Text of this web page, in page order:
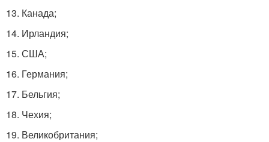
13. Канада;
14. Ирландия;
15. США;
16. Германия;
17. Бельгия;
18. Чехия;
19. Великобритания;